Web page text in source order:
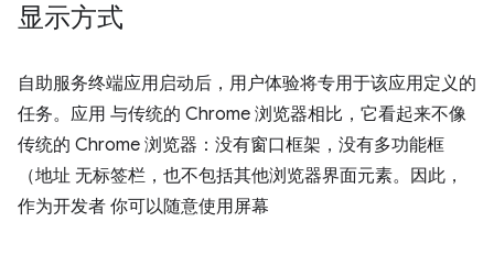
显示方式
自助服务终端应用启动后，用户体验将专用于该应用定义的
任务。应用 与传统的 Chrome 浏览器相比，它看起来不像
传统的 Chrome 浏览器：没有窗口框架，没有多功能框
（地址 无标签栏，也不包括其他浏览器界面元素。因此，
作为开发者 你可以随意使用屏幕